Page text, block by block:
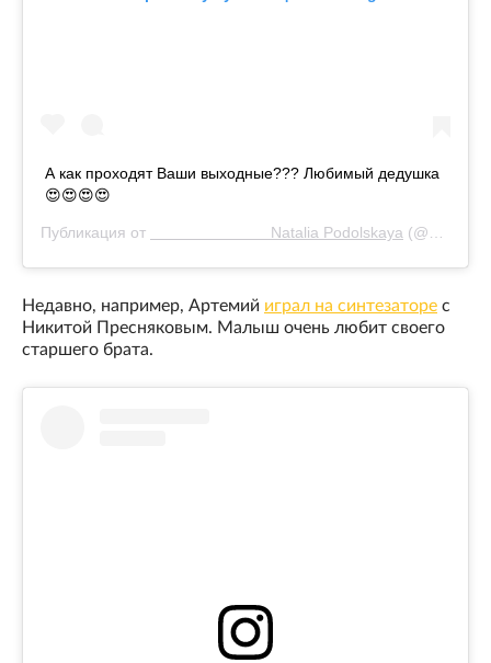
А как проходят Ваши выходные??? Любимый дедушка
😍😍😍😍
Публикация от ⠀⠀⠀⠀⠀⠀⠀⠀⠀⠀⠀Natalia Podolskaya (@nataliapodolskaya)
Недавно, например, Артемий играл на синтезаторе с
Никитой Пресняковым. Малыш очень любит своего
старшего брата.